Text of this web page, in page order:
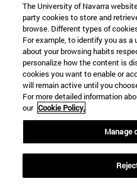
Información
TFNO +34 943 21 98 77
¿QUÉ GRADO TE INTERESA?
¿QUÉ MÁSTER TE INTERESA?
© Universidad de Navarra
Información legal
Accesibilidad
Configuración de
Localizador de campus
The University of Navarra
party cookies to store and
browse. Different types of
For example, to identify you as a
about your browsing habits
personalize how the content is
cookies you want to enable or
will remain active until you
For more detailed information
our Cookie Policy.
Manage